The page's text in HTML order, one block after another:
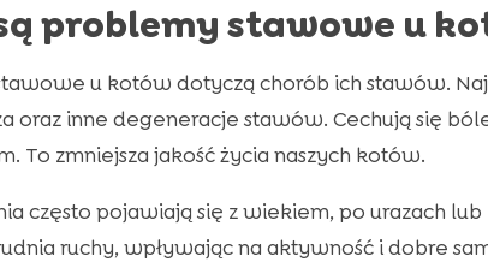
problemy stawowe u
u kotów dotyczą chorób ich stawów.
oraz inne degeneracje stawów. Cechują się
To zmniejsza jakość życia naszych kotów.
często pojawiają się z wiekiem, po urazach
ruchy, wpływając na aktywność i dobre